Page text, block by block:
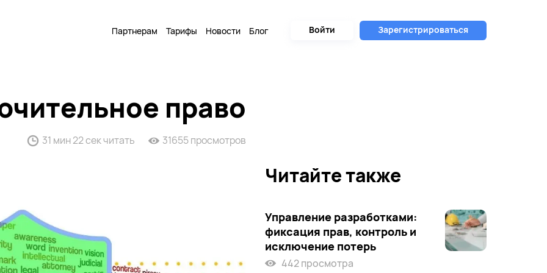
Партнерам Тарифы Новости Блог Войти Зарегистрироваться
право
31 мин 22 сек читать 31655 просмотров
Читайте также
Управление разработками:
фиксация прав, контроль и
исключение потерь
442 просмотра